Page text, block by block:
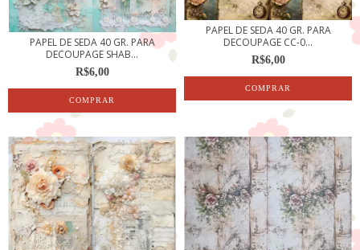
PAPEL DE SEDA 40 GR. PARA
DECOUPAGE SHAB...
R$6,00
PAPEL DE SEDA 40 GR. PARA
DECOUPAGE CC-0...
R$6,00